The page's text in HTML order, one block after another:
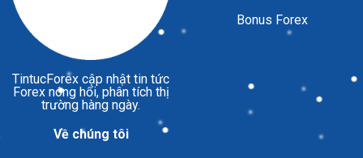
TintucForex cập nhật tin tức
Forex nóng hổi, phân tích thị
trường hàng ngày.
Bonus Forex
Về chúng tôi